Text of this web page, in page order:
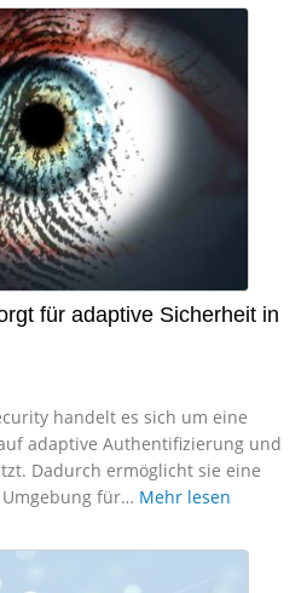
für adaptive Sicherheit in
handelt es sich um eine
adaptive Authentifizierung und
Dadurch ermöglicht sie eine
für… Mehr lesen